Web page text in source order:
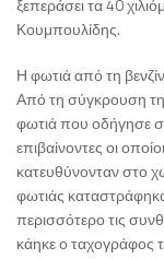
ξεπεράσει τα 40
Κουμπουλίδης.
Η φωτιά από τη
Από τη σύγκρουση
φωτιά που οδήγησε
επιβαίνοντες οι
κατευθύνονταν στο
φωτιάς
περισσότερο τις
κάηκε ο ταχογράφος